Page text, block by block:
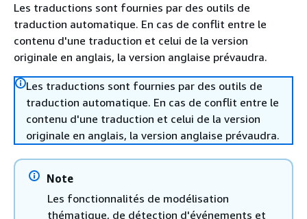
Les traductions sont fournies par des outils de
traduction automatique. En cas de conflit entre le
contenu d'une traduction et celui de la version
originale en anglais, la version anglaise prévaudra.
Les traductions sont fournies par des outils de
traduction automatique. En cas de conflit entre le
contenu d'une traduction et celui de la version
originale en anglais, la version anglaise prévaudra.
Note
Les fonctionnalités de modélisation
thématique, de détection d'événements et